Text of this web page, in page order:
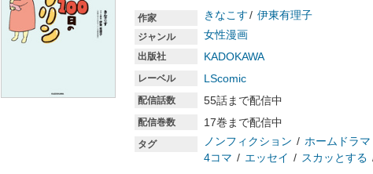
作家 きなこす 伊東有理子
ジャンル 女性漫画
出版社 KADOKAWA
レーベル LScomic
配信話数 55話まで配信中
配信巻数 17巻まで配信中
タグ ノンフィクション ホームドラマ
4コマ
エッセイ スカッとする